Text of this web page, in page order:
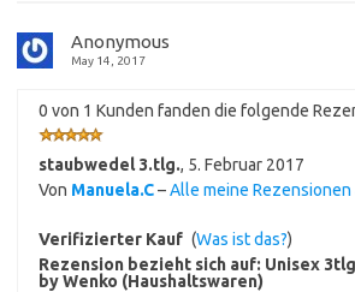
Anonymous
May 14, 2017
0 von 1 Kunden fanden die folgende
staubwedel 3.tlg., 5. Februar 2017
Von Manuela.C–Alle meine Rezensionen
Verifizierter Kauf (Was ist das?)
Rezension bezieht sich auf: Unisex
by Wenko (Haushaltswaren)